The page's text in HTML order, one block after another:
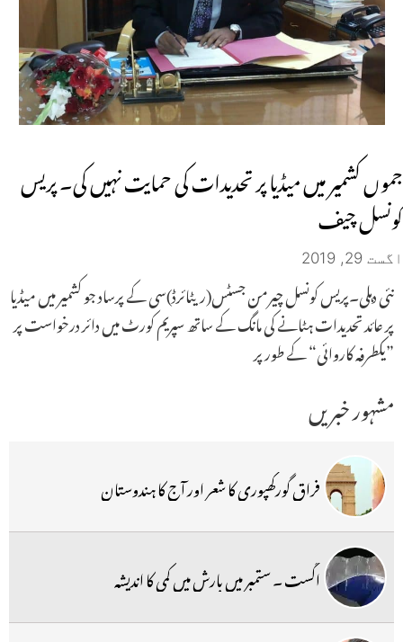
جموں کشمیر میں میڈیا پر تحدیدات کی حمایت نہیں کی۔ پریس
کونسل چیف
اگست 29, 2019
نئی دہلی۔پریس کونسل چیرمن جسٹس(ریٹائرڈ)سی کے پرساد جو کشمیر میں میڈیا
پر عائد تحدیدات ہٹانے کی مانگ کے ساتھ سپریم کورٹ میں دائر درخواست پر
”یکطرفہ کاروائی“ کے طور پر
مشہور خبریں
فراق گورکھپوری کا شعر اور آج کا ہندوستان
اگست ۔ ستمبر میں بارش میں کمی کا اندیشہ